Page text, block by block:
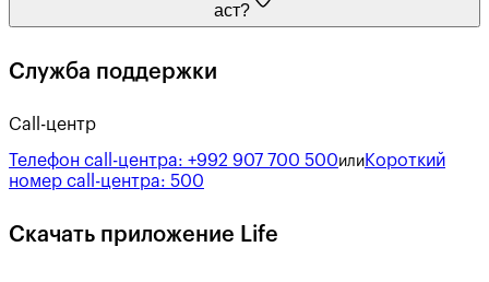
аст?
Служба поддержки
Call-центр
Телефон call-центра: +992 907 700 500или Короткий
номер call-центра: 500
Скачать приложение Life